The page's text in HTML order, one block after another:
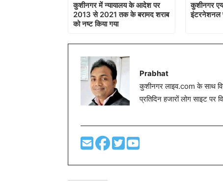
कुशीनगर में न्यायालय के आदेश पर
2013 से 2021 तक के बरामद शराब
को नष्ट किया गया
कुशीनगर
इंटरनेशनल
Prabhat
कुशीनगर लाइव.com के साथ
प्रतिदिन हजारों लोग साइट पर